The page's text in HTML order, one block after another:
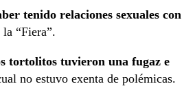
tenido relaciones sexuales con
la “Fiera”.
tortolitos tuvieron una fugaz e
no estuvo exenta de polémicas.